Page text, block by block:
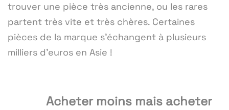
trouver une pièce très ancienne, ou les rares
partent très vite et très chères. Certaines
pièces de la marque s'échangent à plusieurs
milliers d'euros en Asie !
Acheter moins mais acheter